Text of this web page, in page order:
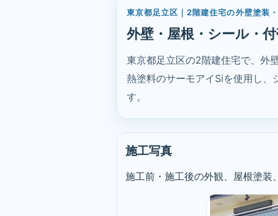
東京都足立区｜2階建住宅の外壁塗装
外壁・屋根・シール・
東京都足立区の2階建住宅で、外
熱塗料のサーモアイSiを使用し、
す。
施工写真
施工前・施工後の外観、屋根塗装